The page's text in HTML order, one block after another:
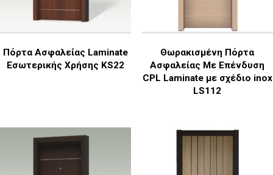
Πόρτα Ασφαλείας Laminate
Εσωτερικής Χρήσης KS22
Θωρακισμένη Πόρτα
Ασφαλείας Με Επένδυση
CPL Laminate με σχέδιο inox
LS112